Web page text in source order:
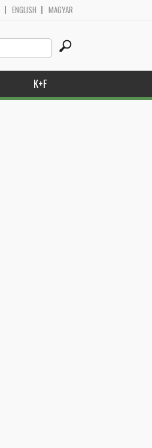
ENGLISH MAGYAR
Search
this
site
K+F